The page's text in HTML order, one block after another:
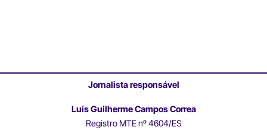
Jornalista responsável
Luís Guilherme Campos Correa
Registro MTE nº 4604/ES